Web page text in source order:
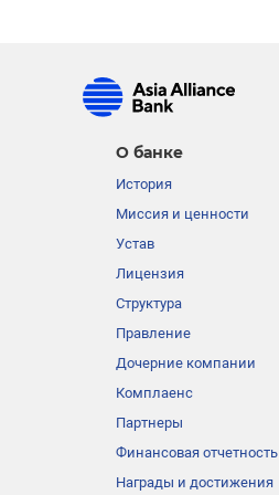
О банке
История
Миссия и ценности
Устав
Лицензия
Структура
Правление
Дочерние компании
Комплаенс
Партнеры
Финансовая отчетность
Награды и достижения